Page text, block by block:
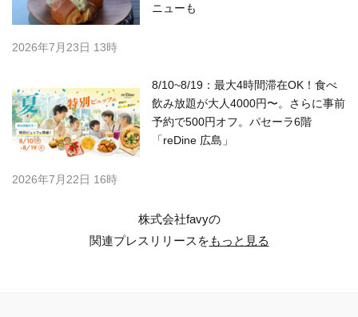
ニューも
2026年7月23日 13時
8/10~8/19：最大4時間滞在OK！食べ
飲み放題が大人4000円〜。さらに事前
予約で500円オフ。パセーラ6階
「reDine 広島」
2026年7月22日 16時
株式会社favyの
関連プレスリリースをもっと見る